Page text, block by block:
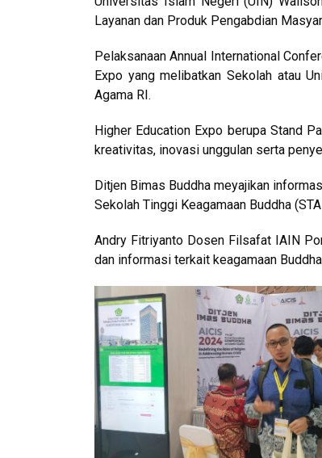
Layanan dan Produk Pengabdian
Pelaksanaan Annual International
Expo yang melibatkan Sekolah atau
Agama RI.
Higher Education Expo berupa Stand
kreativitas, inovasi unggulan serta
Ditjen Bimas Buddha meyajikan
Sekolah Tinggi Keagamaan Buddha
Andry Fitriyanto Dosen Filsafat IAIN
dan informasi terkait keagamaan